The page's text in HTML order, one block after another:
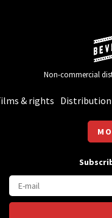
Non-commercial
& rights Distribution